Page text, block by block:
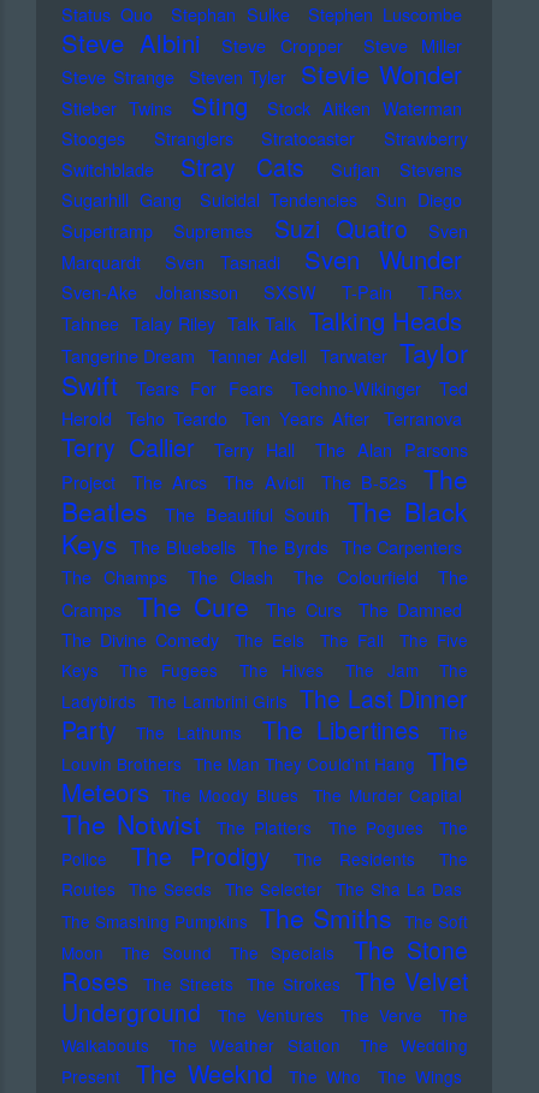
Status Quo
Stephan Sulke Stephen Luscombe
Steve Albini Steve Cropper
Steve Miller
Steve Strange Steven Tyler Stevie Wonder
Stieber Twins Sting
Stock Aitken Waterman
Stooges
Stranglers Stratocaster
Strawberry
Switchblade
Stray Cats
Sufjan Stevens
Sugarhill Gang
Suicidal Tendencies
Sun Diego
Supertramp
Supremes Suzi Quatro
Sven
Marquardt
Sven Tasnadi Sven Wunder
Sven-Ake Johansson SXSW T-Pain
T.Rex
Tahnee Talay Riley Talk Talk Talking Heads
Tangerine Dream Tanner Adell Tarwater Taylor
Swift
Tears For Fears Techno-Wikinger
Ted
Herold
Teho Teardo Ten Years After Terranova
Terry Callier Terry Hall
The Alan Parsons
Project
The Arcs The Avicii The B-52s
The
Beatles
The Beautiful South
The Black
Keys The Bluebells The Byrds The Carpenters
The Champs
The Clash The Colourfield
The
Cramps
The Cure The Curs
The Damned
The Divine Comedy
The Eels The Fall
The Five
Keys
The Fugees The Hives The Jam
The
Ladybirds The Lambrini Girls The Last Dinner
Party
The Lathums The Libertines
The
Louvin Brothers The Man They Could'nt Hang The
Meteors The Moody Blues The Murder Capital
The Notwist The Platters The Pogues
The
Police
The Prodigy The Residents
The
Routes The Seeds The Selecter The Sha La Das
The Smashing Pumpkins The Smiths The Soft
Moon
The Sound The Specials
The Stone
Roses
The Streets The Strokes
The Velvet
Underground
The Ventures The Verve
The
Walkabouts
The Weather Station
The Wedding
Present
The Weeknd The Who
The Wings